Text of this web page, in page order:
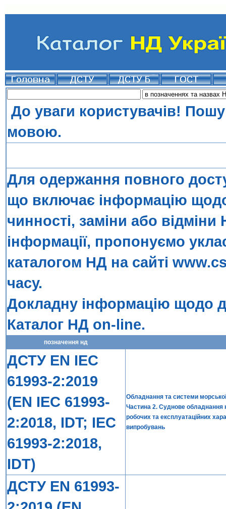
До уваги користувачів!
мовою.
Для одержання повного
що включає інформацію
чинності, заміни або
інформації, пропонуємо
каталогом НД на сайті
часу.
Докладну інформацію щодо
Каталог НД on-line.
позначення нд
ДСТУ EN IEC
61993-2:2019
(EN IEC 61993-
2:2018, IDT; IEC
61993-2:2018,
IDT)
Обладнання та системи морської
Частина 2. Суднове обладнання
робочих та експлуатаційних
випробувань
ДСТУ EN 61993-